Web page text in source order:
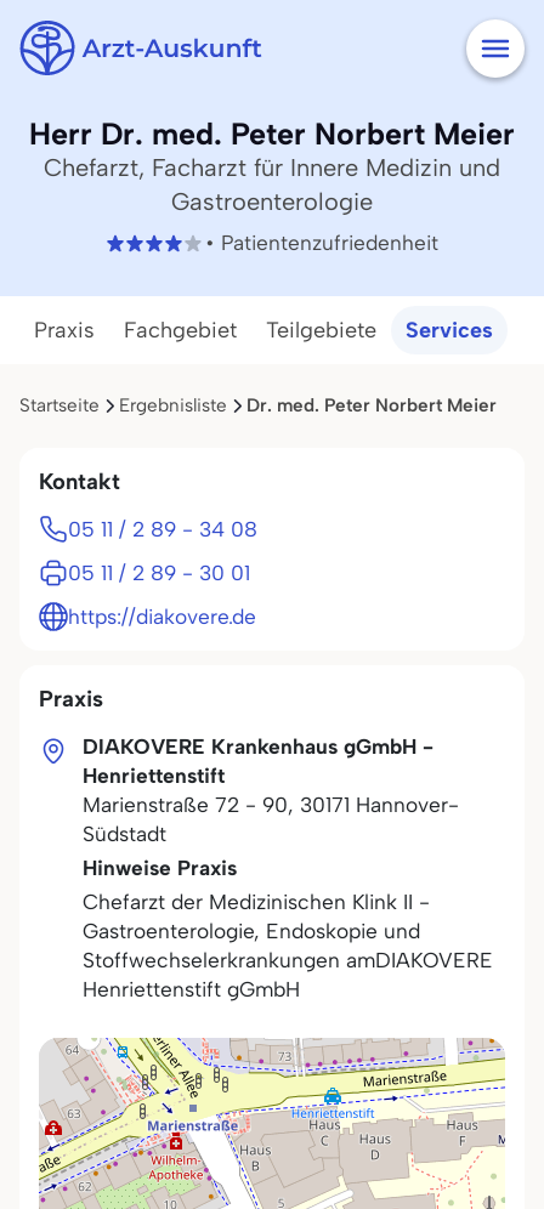
Herr Dr. med. Peter Norbert Meier
Chefarzt, Facharzt für Innere Medizin und
Gastroenterologie
• Patientenzufriedenheit
Praxis Fachgebiet Teilgebiete Services
Startseite Ergebnisliste Dr. med. Peter Norbert Meier
Praxis
DIAKOVERE Krankenhaus gGmbH -
Henriettenstift
Marienstraße 72 - 90, 30171 Hannover-
Südstadt
Hinweise Praxis
Chefarzt der Medizinischen Klink II -
Gastroenterologie, Endoskopie und
Stoffwechselerkrankungen amDIAKOVERE
Henriettenstift gGmbH
Kontakt
05 11 / 2 89 - 34 08
05 11 / 2 89 - 30 01
https://diakovere.de